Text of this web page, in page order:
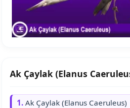
Ak Çaylak (Elanus
1. Ak Çaylak (Elanus Caeruleus)